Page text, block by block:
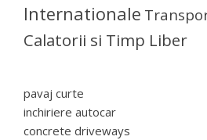
Internationale
Calatorii si Timp Liber
pavaj curte
inchiriere autocar
concrete driveways